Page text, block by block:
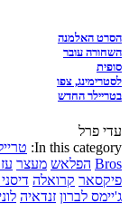
הסרט האלמנה
השחורה עובר
סופית
לסטרימינג, צפו
בטריילר החדש
עדי פרל
In this category:
Bros הפלאש מעצר
פיקסאר קרואלה
ג'יימס לברון זנדאיה